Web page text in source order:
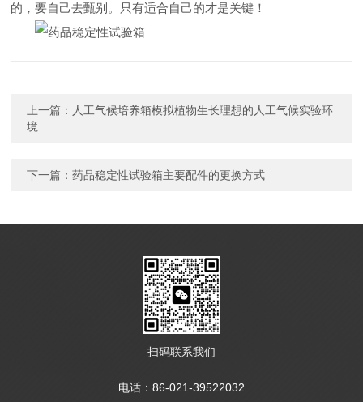
的，要自己去甄别。只有适合自己的才是关键！
上一篇： 人工气候培养箱模拟植物生长理想的人工气候实验环
境
下一篇：药品稳定性试验箱主要配件的更换方式
扫码联系我们
电话：86-021-39522032